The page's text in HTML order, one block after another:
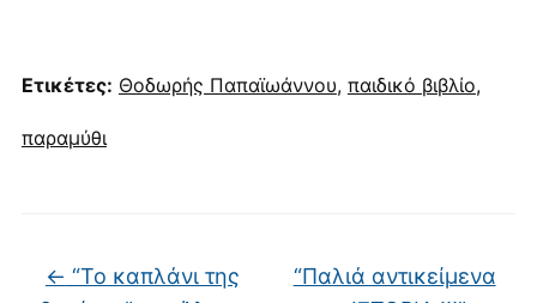
Ετικέτες: Θοδωρής Παπαϊωάννου, παιδικό βιβλίο,
παραμύθι
← “Το καπλάνι της
“Παλιά αντικείμενα